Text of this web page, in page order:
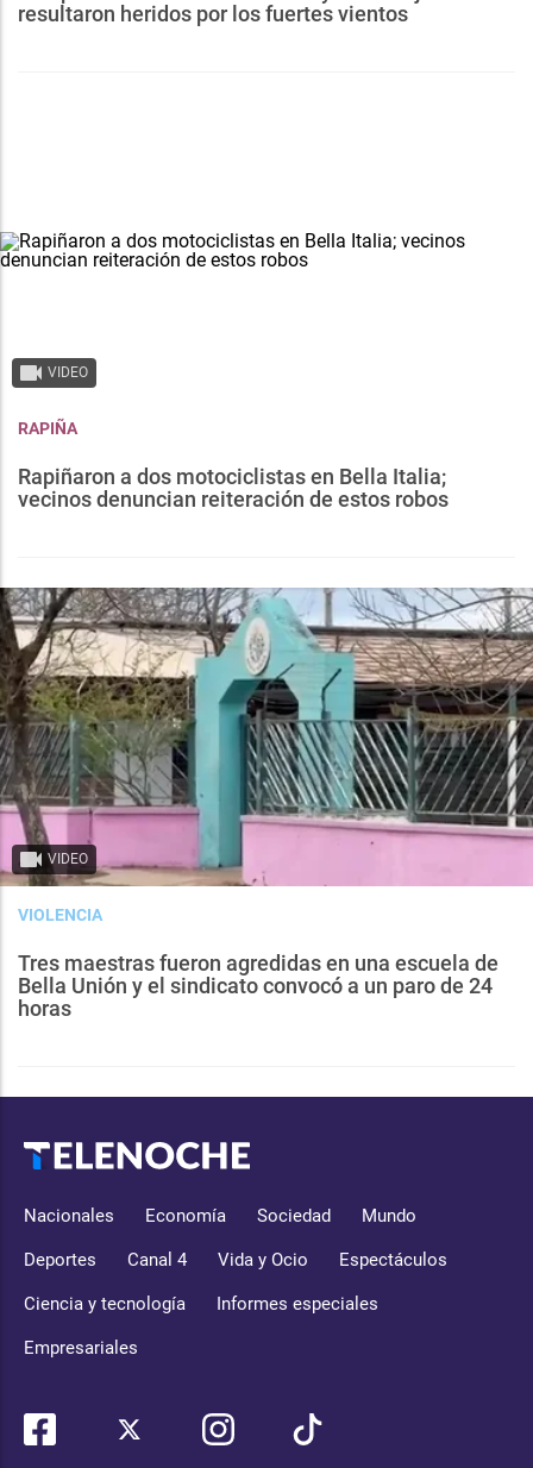
resultaron heridos por los fuertes vientos
VIDEO
RAPIÑA
Rapiñaron a dos motociclistas en Bella Italia;
vecinos denuncian reiteración de estos robos
VIDEO
VIOLENCIA
Tres maestras fueron agredidas en una escuela de
Bella Unión y el sindicato convocó a un paro de 24
horas
Nacionales Economía Sociedad Mundo
Deportes Canal 4 Vida y Ocio Espectáculos
Ciencia y tecnología Informes especiales
Empresariales